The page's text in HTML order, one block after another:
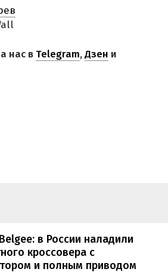
нас в Telegram,Дзен и
в России наладили
кроссовера с
и полным приводом